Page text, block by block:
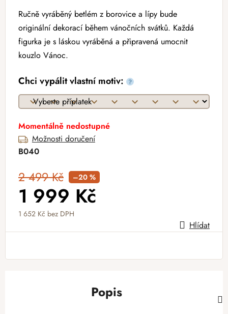
Ručně vyráběný betlém z borovice a lípy bude
originální dekorací během vánočních svátků. Každá
figurka je s láskou vyráběná a připravená umocnit
kouzlo Vánoc.
Chci vypálit vlastní motiv: ?
Momentálně nedostupné
Možnosti doručení
B040
2 499 Kč –20 %
1 999 Kč
1 652 Kč bez DPH
Měrná cena: Hlídat
Popis